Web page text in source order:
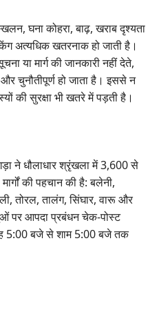
घना कोहरा, बाढ़, खराब दृश्यता
अत्यधिक खतरनाक हो जाती है।
या मार्ग की जानकारी नहीं देते,
चुनौतीपूर्ण हो जाता है। इससे न
की सुरक्षा भी खतरे में पड़ती है।
ने धौलाधार श्रृंखला में 3,600 से
की पहचान की है: बलेनी,
तोरल, तालंग, सिंघार, वारू और
पर आपदा प्रबंधन चेक-पोस्ट
5:00 बजे से शाम 5:00 बजे तक